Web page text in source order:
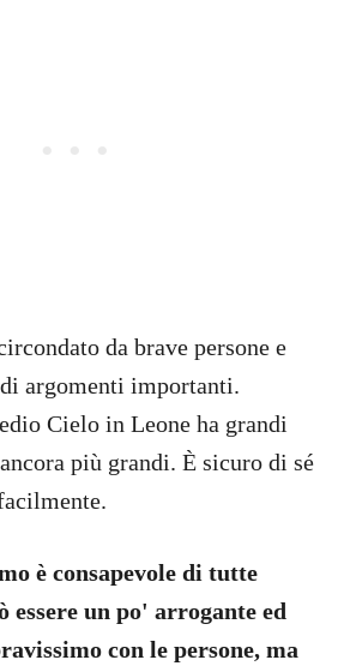
da brave persone e
argomenti importanti.
Cielo in Leone ha grandi
più grandi. È sicuro di sé
è consapevole di tutte
essere un po' arrogante ed
con le persone, ma